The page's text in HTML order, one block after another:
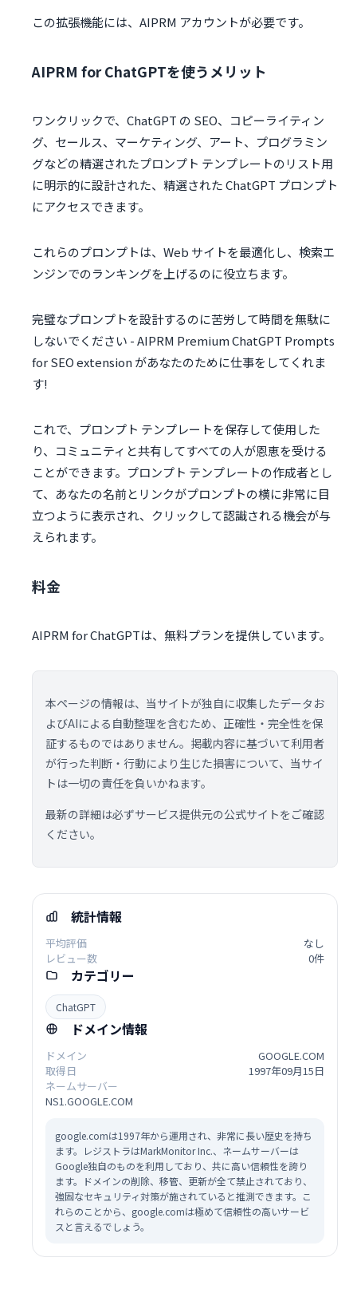
この拡張機能には、AIPRM アカウントが必要です。
AIPRM for ChatGPTを使うメリット
ワンクリックで、ChatGPT の SEO、コピーライティン
グ、セールス、マーケティング、アート、プログラミン
グなどの精選されたプロンプト テンプレートのリスト用
に明示的に設計された、精選された ChatGPT プロンプト
にアクセスできます。
これらのプロンプトは、Web サイトを最適化し、検索エ
ンジンでのランキングを上げるのに役立ちます。
完璧なプロンプトを設計するのに苦労して時間を無駄に
しないでください - AIPRM Premium ChatGPT Prompts
for SEO extension があなたのために仕事をしてくれま
す!
これで、プロンプト テンプレートを保存して使用した
り、コミュニティと共有してすべての人が恩恵を受ける
ことができます。プロンプト テンプレートの作成者とし
て、あなたの名前とリンクがプロンプトの横に非常に目
立つように表示され、クリックして認識される機会が与
えられます。
料金
AIPRM for ChatGPTは、無料プランを提供しています。
本ページの情報は、当サイトが独自に収集したデータお
よびAIによる自動整理を含むため、正確性・完全性を保
証するものではありません。掲載内容に基づいて利用者
が行った判断・行動により生じた損害について、当サイ
トは一切の責任を負いかねます。
最新の詳細は必ずサービス提供元の公式サイトをご確認
ください。
統計情報
平均評価
なし
レビュー数
0件
カテゴリー
ChatGPT
ドメイン情報
ドメイン
GOOGLE.COM
取得日
1997年09月15日
ネームサーバー
NS1.GOOGLE.COM
google.comは1997年から運用され、非常に長い歴史を持ち
ます。レジストラはMarkMonitor Inc.、ネームサーバーは
Google独自のものを利用しており、共に高い信頼性を誇り
ます。ドメインの削除、移管、更新が全て禁止されており、
強固なセキュリティ対策が施されていると推測できます。こ
れらのことから、google.comは極めて信頼性の高いサービ
スと言えるでしょう。